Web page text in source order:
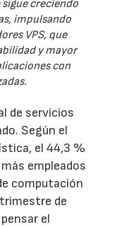
sigue creciendo
impulsando
VPS, que
y mayor
con
de servicios
Según el
el 44,3 %
empleados
computación
de
el